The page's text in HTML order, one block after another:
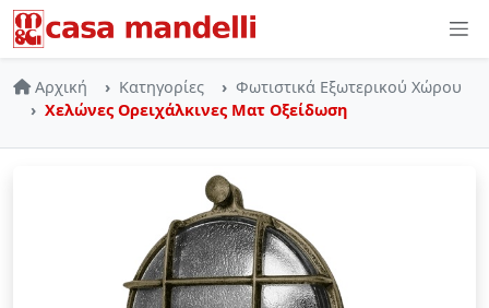
Skip to main content
Αρχική Κατηγορίες
Φωτιστικά Εξωτερικού Χώρου
Χελώνες Ορειχάλκινες Ματ Οξείδωση